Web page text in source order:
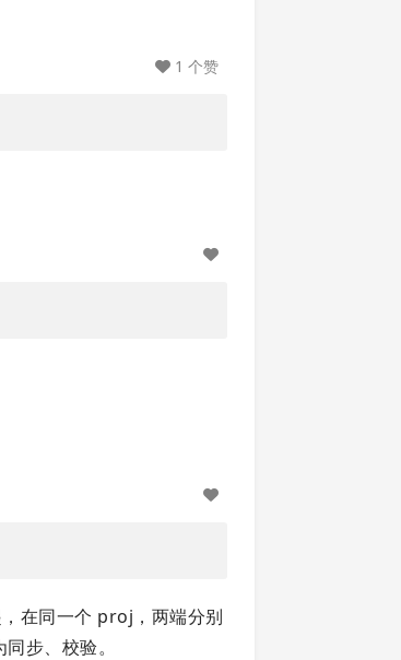
1 个赞
在同一个 proj，两端分别
步、校验。